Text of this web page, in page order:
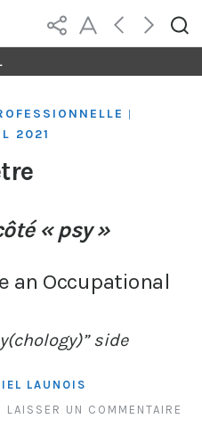
2021
« psy »
an Occupational
side
LAUNOIS
LAISSER UN COMMENTAIRE